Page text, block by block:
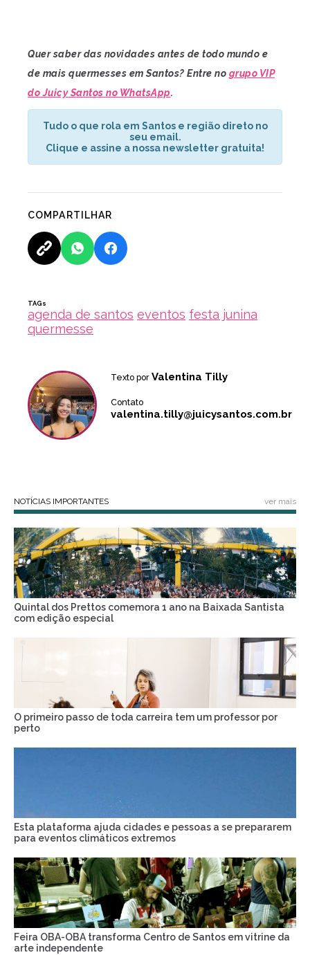
Quer saber das novidades antes de todo mundo e
de mais quermesses em Santos? Entre no grupo VIP
do Juicy Santos no WhatsApp.
Tudo o que rola em Santos e região direto no
seu email.
Clique e assine a nossa newsletter gratuita!
COMPARTILHAR
TAGs
agenda de santos eventos festa junina
quermesse
Texto por Valentina Tilly
Contato
valentina.tilly@juicysantos.com.br
NOTÍCIAS IMPORTANTES ver mais
Quintal dos Prettos comemora 1 ano na Baixada Santista
com edição especial
O primeiro passo de toda carreira tem um professor por
perto
Esta plataforma ajuda cidades e pessoas a se prepararem
para eventos climáticos extremos
Feira OBA-OBA transforma Centro de Santos em vitrine da
arte independente